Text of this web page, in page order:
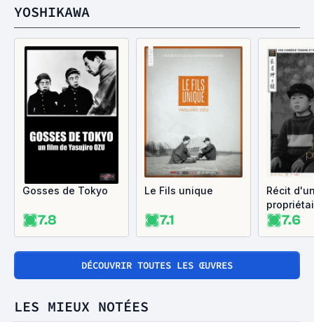
YOSHIKAWA
Gosses de Tokyo
7.8
Le Fils unique
7.1
Récit
7.6
DÉCOUVRIR TOUTES LES ŒUVRES
LES MIEUX NOTÉES